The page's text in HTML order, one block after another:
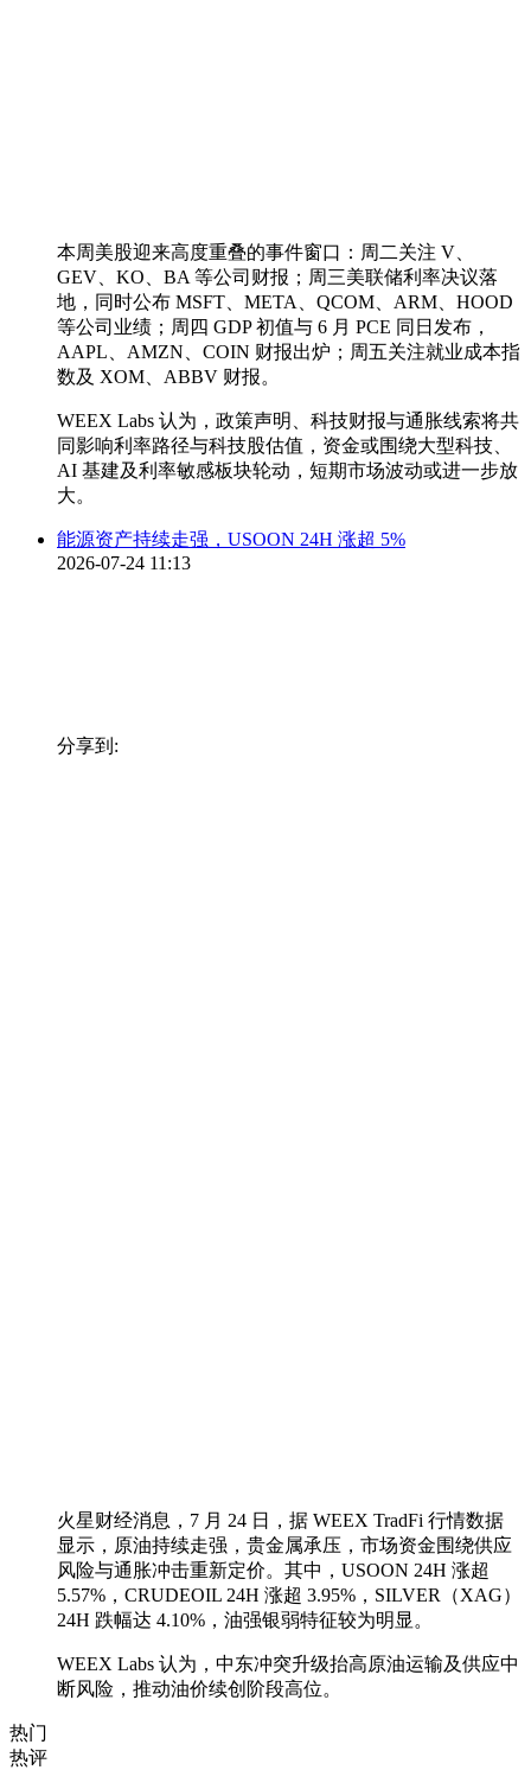
本周美股迎来高度重叠的事件窗口：周二关注 V、
GEV、KO、BA 等公司财报；周三美联储利率决议落
地，同时公布 MSFT、META、QCOM、ARM、HOOD
等公司业绩；周四 GDP 初值与 6 月 PCE 同日发布，
AAPL、AMZN、COIN 财报出炉；周五关注就业成本指
数及 XOM、ABBV 财报。
WEEX Labs 认为，政策声明、科技财报与通胀线索将共
同影响利率路径与科技股估值，资金或围绕大型科技、
AI 基建及利率敏感板块轮动，短期市场波动或进一步放
大。
能源资产持续走强，USOON 24H 涨超 5%
2026-07-24 11:13
分享到:
火星财经消息，7 月 24 日，据 WEEX TradFi 行情数据
显示，原油持续走强，贵金属承压，市场资金围绕供应
风险与通胀冲击重新定价。其中，USOON 24H 涨超
5.57%，CRUDEOIL 24H 涨超 3.95%，SILVER（XAG）
24H 跌幅达 4.10%，油强银弱特征较为明显。
WEEX Labs 认为，中东冲突升级抬高原油运输及供应中
断风险，推动油价续创阶段高位。
热门
热评